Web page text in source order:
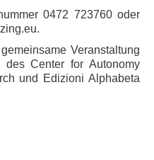
0472 723760 oder
Veranstaltung
des Center for Autonomy
und Edizioni Alphabeta